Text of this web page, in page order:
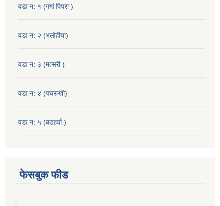
वडा न: १ (गगां पिपरा )
वडा न: २ (भलोहीया)
वडा न: ३ (मत्सरी )
वडा न: ४ (पचरुखी)
वडा न: ५ (बडहर्वा )
फेसबुक फीड